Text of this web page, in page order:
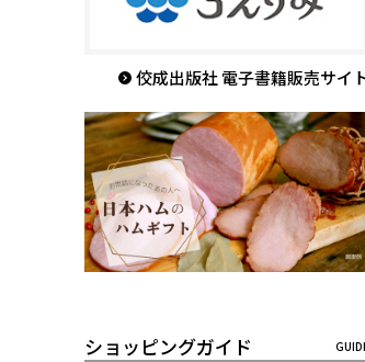
佼成出版社 電子書籍販売サイ
ショッピングガイド